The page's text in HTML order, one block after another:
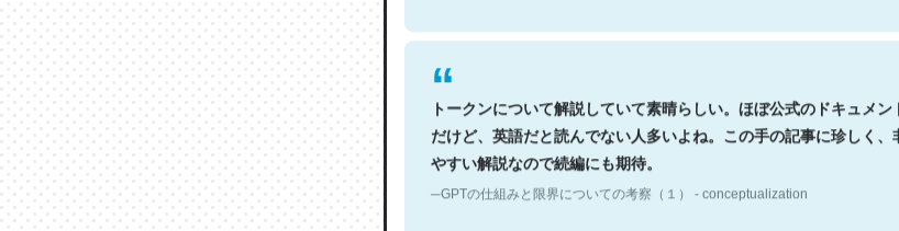
トークンについて解説していて素晴らしい。ほぼ公式のドキュメン
だけど、英語だと読んでない人多いよね。この手の記事に珍しく、
やすい解説なので続編にも期待。
─GPTの仕組みと限界についての考察（１） - conceptualization